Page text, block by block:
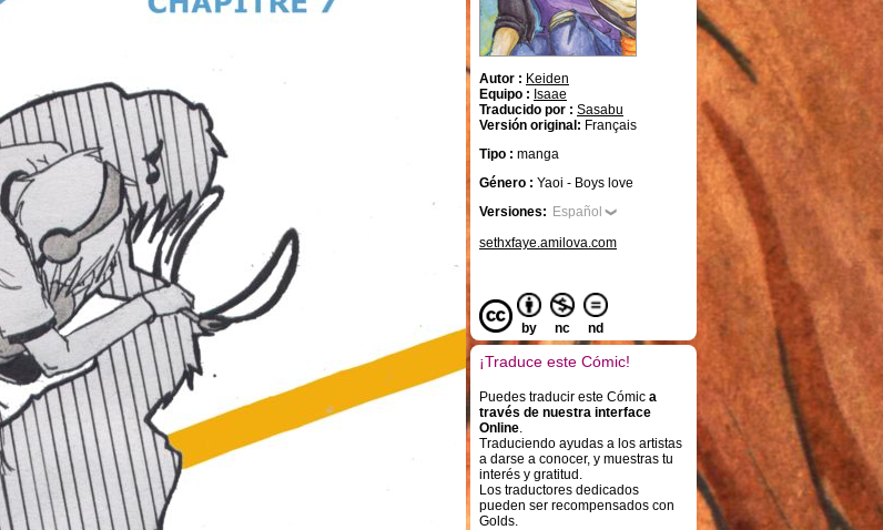
Autor : Keiden
Equipo : Isaae
Traducido por : Sasabu
Versión original: Français
Tipo : manga
Género : Yaoi - Boys love
Versiones: Español
sethxfaye.amilova.com
by nc nd
¡Traduce este Cómic!
Puedes traducir este Cómic a
través de nuestra interface
Online.
Traduciendo ayudas a los artistas
a darse a conocer, y muestras tu
interés y gratitud.
Los traductores dedicados
pueden ser recompensados con
Golds.